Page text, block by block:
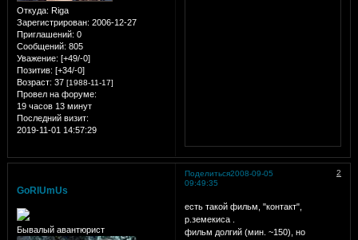
Откуда: Riga
Зарегистрирован: 2006-12-27
Приглашений: 0
Сообщений: 805
Уважение: [+49/-0]
Позитив: [+34/-0]
Возраст: 37 [1988-11-17]
Провел на форуме:
19 часов 13 минут
Последний визит:
2019-11-01 14:57:29
Поделиться 2
2008-09-05
09:49:35
GoRlUmUs
Бывалый авантюрист
есть такой фильм, "контакт",
р.земекиса .
фильм долгий (мин. ~150), но